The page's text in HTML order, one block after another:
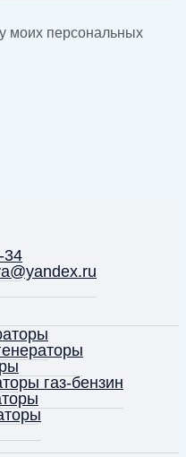
моих персональных
34
газ-бензин